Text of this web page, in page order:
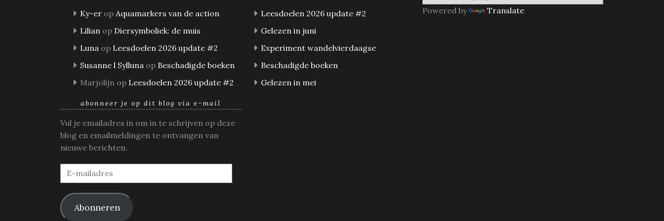
Ky-er op Aquamarkers van de action
Lilian op Diersymboliek: de muis
Luna op Leesdoelen 2026 update #2
Susanne l Sylluna op Beschadigde boeken
Marjolijn op Leesdoelen 2026 update #2
Leesdoelen 2026 update #2
Gelezen in juni
Experiment wandelvierdaagse
Beschadigde boeken
Gelezen in mei
Powered by Translate
abonneer je op dit blog via e-mail
Vul je emailadres in om in te schrijven op deze
blog en emailmeldingen te ontvangen van
nieuwe berichten.
E-
mailadres
Abonneren